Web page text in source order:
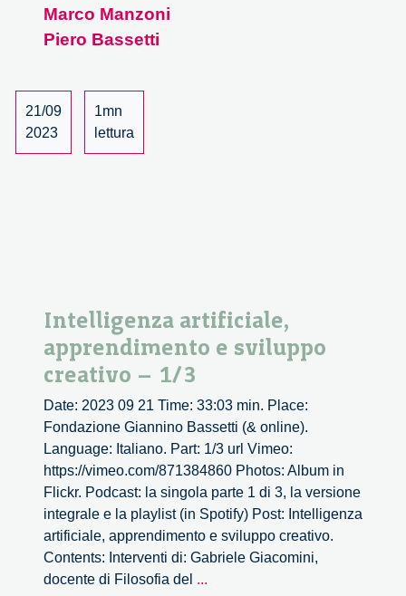
Marco Manzoni
Piero Bassetti
21/09
2023
1mn
lettura
Intelligenza artificiale,
apprendimento e sviluppo
creativo – 1/3
Date: 2023 09 21 Time: 33:03 min. Place:
Fondazione Giannino Bassetti (& online).
Language: Italiano. Part: 1/3 url Vimeo:
https://vimeo.com/871384860 Photos: Album in
Flickr. Podcast: la singola parte 1 di 3, la versione
integrale e la playlist (in Spotify) Post: Intelligenza
artificiale, apprendimento e sviluppo creativo.
Contents: Interventi di: Gabriele Giacomini,
docente di Filosofia del ...